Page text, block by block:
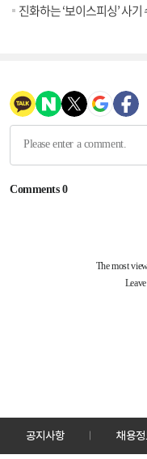
진화하는 ‘보이스피싱’ 사기 수
공지사항 채용정